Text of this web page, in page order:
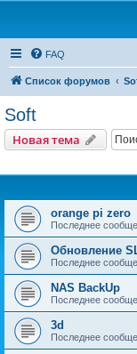
FAQ
Список форумов
Soft
Новая тема
orange pi zero
Последнее
Обновление
Последнее
NAS BackUp
Последнее
3d
Последнее